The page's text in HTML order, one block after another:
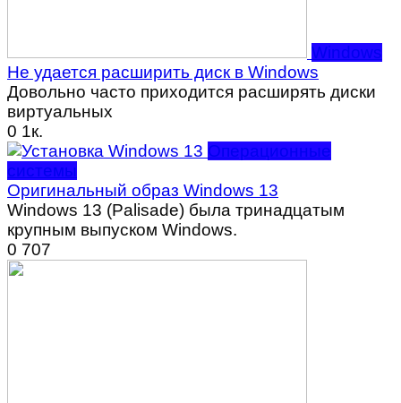
Windows
Не удается расширить диск в Windows
Довольно часто приходится расширять диски
виртуальных
0 1к.
Операционные
системы
Оригинальный образ Windows 13
Windows 13 (Palisade) была тринадцатым
крупным выпуском Windows.
0 707